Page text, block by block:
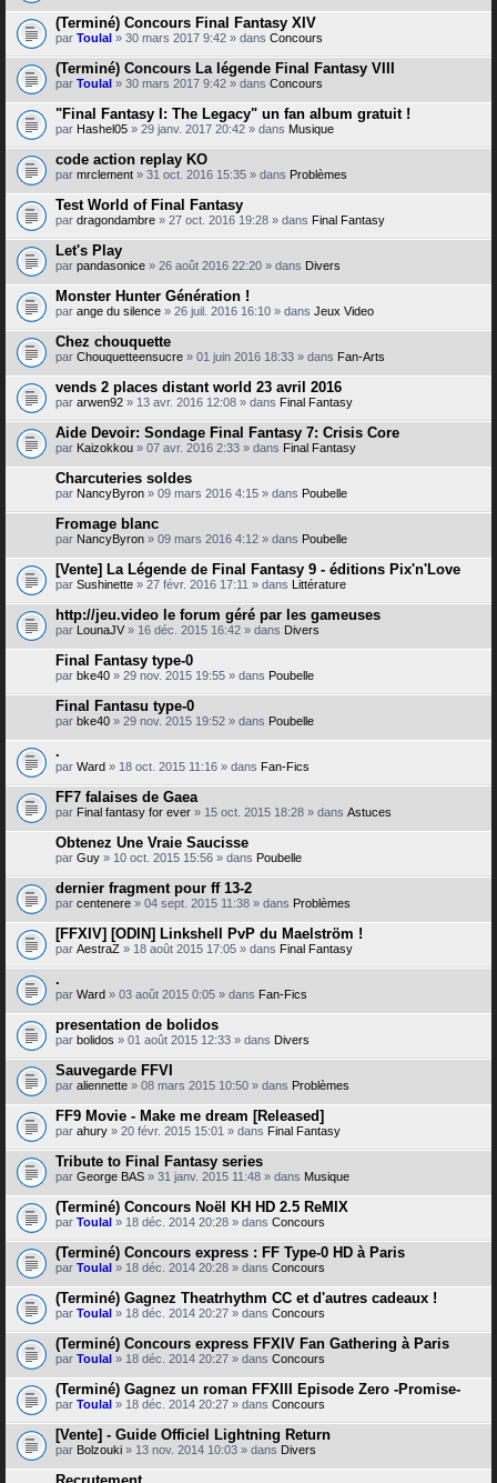
(Terminé) Concours Final Fantasy XIV
par Toulal » 30 mars 2017 9:42 » dans Concours
(Terminé) Concours La légende Final Fantasy VIII
par Toulal » 30 mars 2017 9:42 » dans Concours
"Final Fantasy I: The Legacy" un fan album gratuit !
par Hashel05 » 29 janv. 2017 20:42 » dans Musique
code action replay KO
par mrclement » 31 oct. 2016 15:35 » dans Problèmes
Test World of Final Fantasy
par dragondambre » 27 oct. 2016 19:28 » dans Final Fantasy
Let's Play
par pandasonice » 26 août 2016 22:20 » dans Divers
Monster Hunter Génération !
par ange du silence » 26 juil. 2016 16:10 » dans Jeux Video
Chez chouquette
par Chouquetteensucre » 01 juin 2016 18:33 » dans Fan-Arts
vends 2 places distant world 23 avril 2016
par arwen92 » 13 avr. 2016 12:08 » dans Final Fantasy
Aide Devoir: Sondage Final Fantasy 7: Crisis Core
par Kaizokkou » 07 avr. 2016 2:33 » dans Final Fantasy
Charcuteries soldes
par NancyByron » 09 mars 2016 4:15 » dans Poubelle
Fromage blanc
par NancyByron » 09 mars 2016 4:12 » dans Poubelle
[Vente] La Légende de Final Fantasy 9 - éditions Pix'n'Love
par Sushinette » 27 févr. 2016 17:11 » dans Littérature
http://jeu.video le forum géré par les gameuses
par LounaJV » 16 déc. 2015 16:42 » dans Divers
Final Fantasy type-0
par bke40 » 29 nov. 2015 19:55 » dans Poubelle
Final Fantasu type-0
par bke40 » 29 nov. 2015 19:52 » dans Poubelle
.
par Ward » 18 oct. 2015 11:16 » dans Fan-Fics
FF7 falaises de Gaea
par Final fantasy for ever » 15 oct. 2015 18:28 » dans Astuces
Obtenez Une Vraie Saucisse
par Guy » 10 oct. 2015 15:56 » dans Poubelle
dernier fragment pour ff 13-2
par centenere » 04 sept. 2015 11:38 » dans Problèmes
[FFXIV] [ODIN] Linkshell PvP du Maelström !
par AestraZ » 18 août 2015 17:05 » dans Final Fantasy
.
par Ward » 03 août 2015 0:05 » dans Fan-Fics
presentation de bolidos
par bolidos » 01 août 2015 12:33 » dans Divers
Sauvegarde FFVI
par aliennette » 08 mars 2015 10:50 » dans Problèmes
FF9 Movie - Make me dream [Released]
par ahury » 20 févr. 2015 15:01 » dans Final Fantasy
Tribute to Final Fantasy series
par George BAS » 31 janv. 2015 11:48 » dans Musique
(Terminé) Concours Noël KH HD 2.5 ReMIX
par Toulal » 18 déc. 2014 20:28 » dans Concours
(Terminé) Concours express : FF Type-0 HD à Paris
par Toulal » 18 déc. 2014 20:28 » dans Concours
(Terminé) Gagnez Theatrhythm CC et d'autres cadeaux !
par Toulal » 18 déc. 2014 20:27 » dans Concours
(Terminé) Concours express FFXIV Fan Gathering à Paris
par Toulal » 18 déc. 2014 20:27 » dans Concours
(Terminé) Gagnez un roman FFXIII Episode Zero -Promise-
par Toulal » 18 déc. 2014 20:27 » dans Concours
[Vente] - Guide Officiel Lightning Return
par Bolzouki » 13 nov. 2014 10:03 » dans Divers
Recrutement